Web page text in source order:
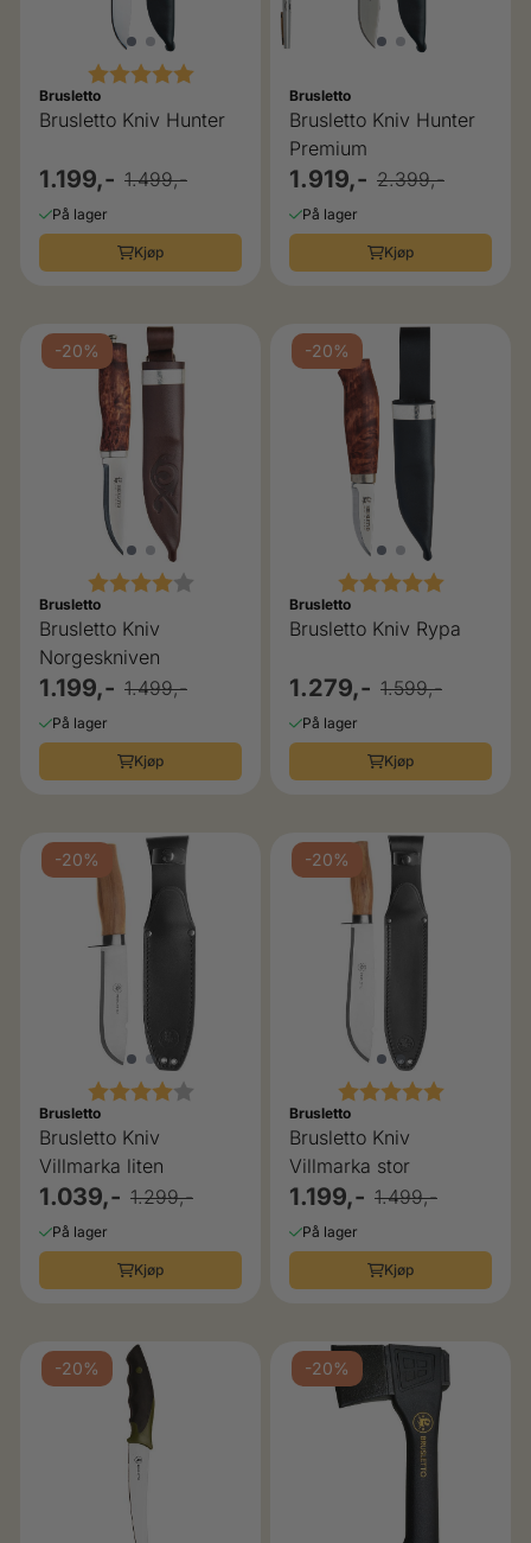
Karakter: 5.0 av 5 mulige
Brusletto
Brusletto Kniv Hunter
1.199,- 1.499,-
På lager
Kjøp
Brusletto
Brusletto Kniv Hunter
Premium
1.919,- 2.399,-
På lager
Kjøp
-20%
Karakter:
Brusletto
Brusletto Kniv
Norgeskniven
1.199,- 1.499,-
På lager
Kjøp
-20%
Karakter: 5.0 av 5
Brusletto
Brusletto Kniv Rypa
1.279,- 1.599,-
På lager
Kjøp
-20%
Karakter:
Brusletto
Brusletto Kniv
Villmarka liten
1.039,- 1.299,-
På lager
Kjøp
-20%
Karakter: 5.0 av 5
Brusletto
Brusletto Kniv
Villmarka stor
1.199,- 1.499,-
På lager
Kjøp
-20% -20%